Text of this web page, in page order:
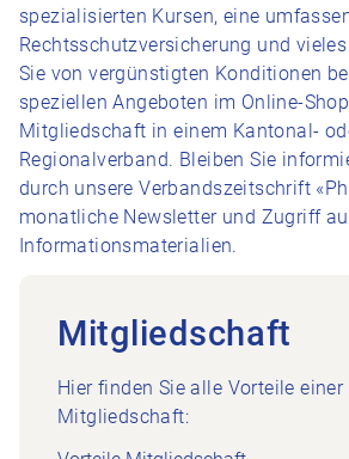
spezialisierten Kursen, eine
Rechtsschutzversicherung und
Sie von vergünstigten Konditionen
speziellen Angeboten im Online-
Mitgliedschaft in einem Kantonal-
Regionalverband. Bleiben Sie
durch unsere Verbandszeitschrift
monatliche Newsletter und Zugriff
Informationsmaterialien.
Mitgliedschaft
Hier finden Sie alle Vorteile
Mitgliedschaft: